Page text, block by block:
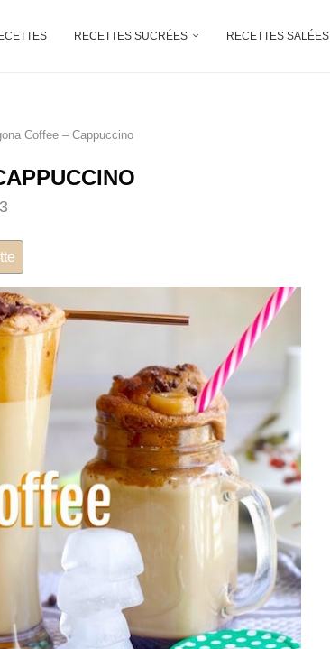
RECETTES SUCRÉES RECETTES SALÉES
Coffee – Cappuccino